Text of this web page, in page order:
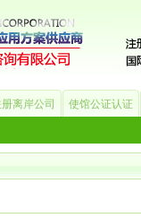
离岸公司 使馆公证认证
行开户 香港公司 商标注册